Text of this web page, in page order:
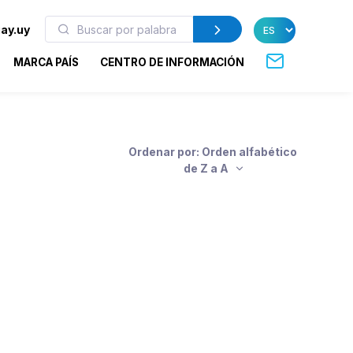
MARCA PAÍS CENTRO DE INFORMACIÓN
Ordenar por: Orden alfabético
de Z a A